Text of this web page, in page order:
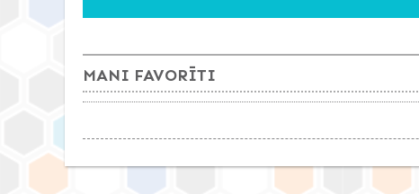
MANI FAVORĪTI